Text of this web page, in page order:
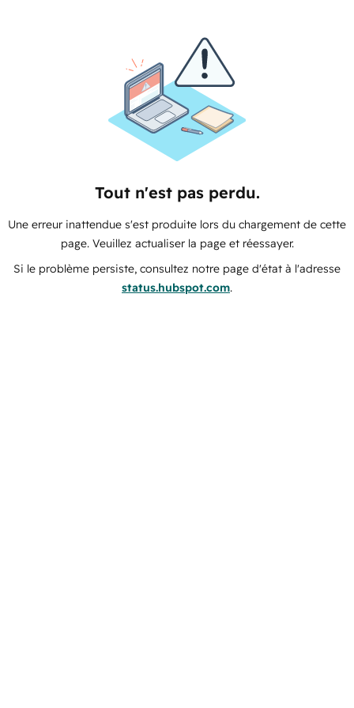
Tout n'est pas perdu.
Une erreur inattendue s'est produite lors du chargement de cette
page. Veuillez actualiser la page et réessayer.
Si le problème persiste, consultez notre page d'état à l'adresse
status.hubspot.com.